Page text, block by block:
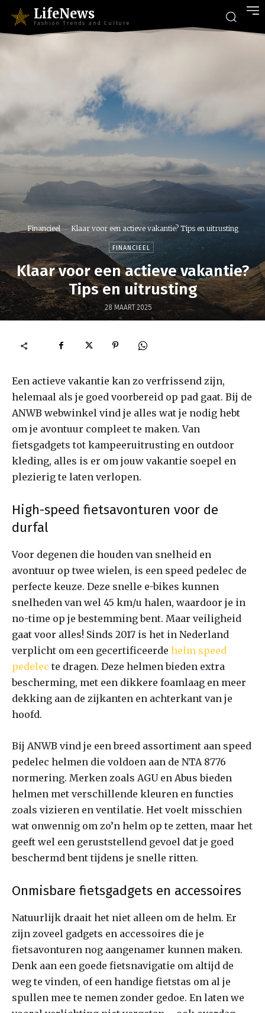
LifeNews
Fashion Trends and Culture
Financieel Klaar voor een actieve vakantie? Tips en uitrusting
FINANCIEEL
Klaar voor een actieve vakantie?
Tips en uitrusting
28 MAART 2025
Een actieve vakantie kan zo verfrissend zijn,
helemaal als je goed voorbereid op pad gaat. Bij de
ANWB webwinkel vind je alles wat je nodig hebt
om je avontuur compleet te maken. Van
fietsgadgets tot kampeeruitrusting en outdoor
kleding, alles is er om jouw vakantie soepel en
plezierig te laten verlopen.
High-speed fietsavonturen voor de
durfal
Voor degenen die houden van snelheid en
avontuur op twee wielen, is een speed pedelec de
perfecte keuze. Deze snelle e-bikes kunnen
snelheden van wel 45 km/u halen, waardoor je in
no-time op je bestemming bent. Maar veiligheid
gaat voor alles! Sinds 2017 is het in Nederland
verplicht om een gecertificeerde helm speed
pedelec te dragen. Deze helmen bieden extra
bescherming, met een dikkere foamlaag en meer
dekking aan de zijkanten en achterkant van je
hoofd.
Bij ANWB vind je een breed assortiment aan speed
pedelec helmen die voldoen aan de NTA 8776
normering. Merken zoals AGU en Abus bieden
helmen met verschillende kleuren en functies
zoals vizieren en ventilatie. Het voelt misschien
wat onwennig om zo’n helm op te zetten, maar het
geeft wel een geruststellend gevoel dat je goed
beschermd bent tijdens je snelle ritten.
Onmisbare fietsgadgets en accessoires
Natuurlijk draait het niet alleen om de helm. Er
zijn zoveel gadgets en accessoires die je
fietsavonturen nog aangenamer kunnen maken.
Denk aan een goede fietsnavigatie om altijd de
weg te vinden, of een handige fietstas om al je
spullen mee te nemen zonder gedoe. En laten we